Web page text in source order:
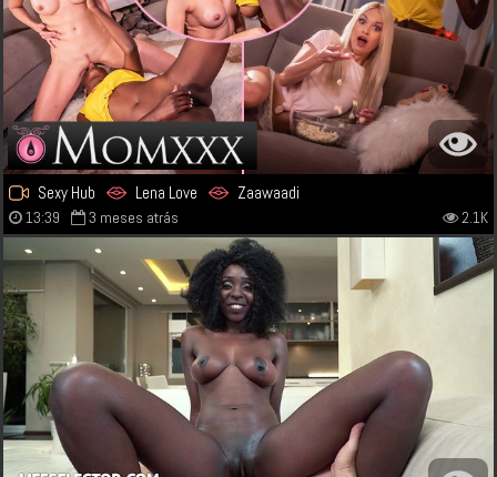
Sexy Hub Lena Love Zaawaadi
13:39 3 meses atrás 2.1K